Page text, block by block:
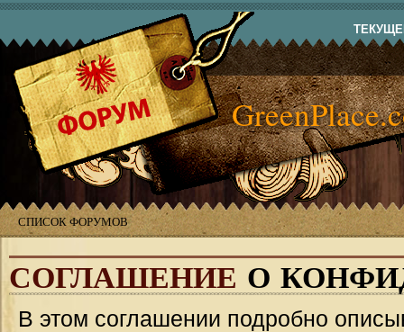
СПИСОК ФОРУМОВ
СОГЛАШЕНИЕ О
В этом соглашении подробно